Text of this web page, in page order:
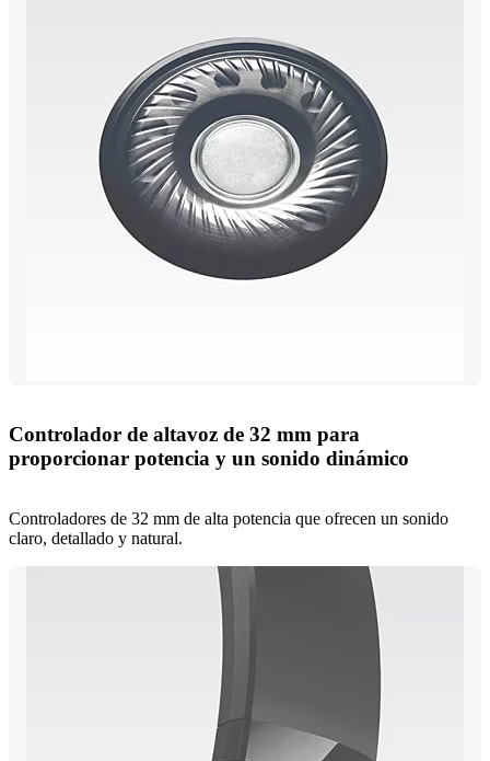
Controlador de altavoz de 32 mm para
proporcionar potencia y un sonido dinámico
Controladores de 32 mm de alta potencia que ofrecen un sonido
claro, detallado y natural.